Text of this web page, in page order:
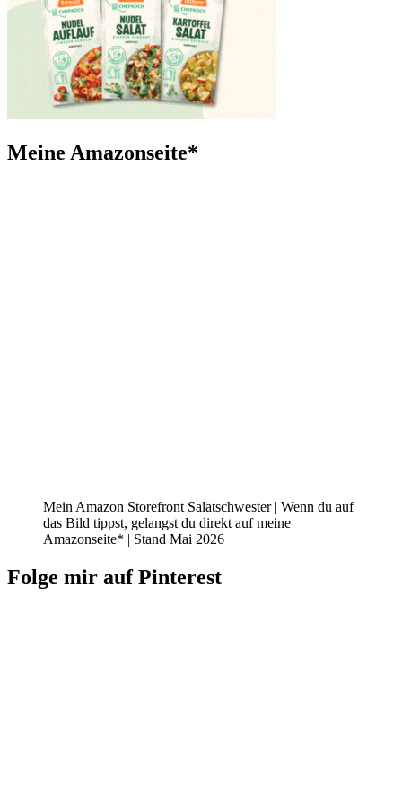
Meine Amazonseite*
Mein Amazon Storefront Salatschwester | Wenn du auf
das Bild tippst, gelangst du direkt auf meine
Amazonseite* | Stand Mai 2026
Folge mir auf Pinterest